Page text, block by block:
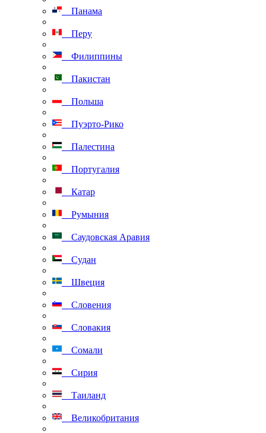
Панама
Перу
Филиппины
Пакистан
Польша
Пуэрто-Рико
Палестина
Португалия
Катар
Румыния
Саудовская Аравия
Судан
Швеция
Словения
Словакия
Сомали
Сирия
Таиланд
Великобритания